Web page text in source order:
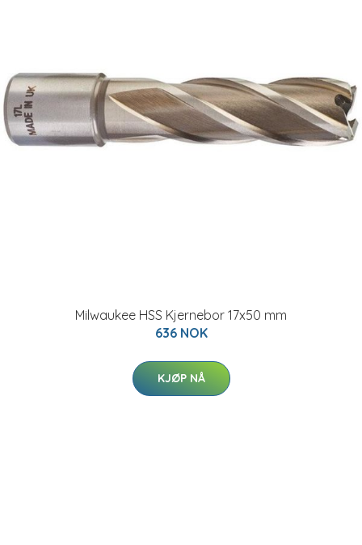
Milwaukee HSS Kjernebor 17x50 mm
636 NOK
KJØP NÅ